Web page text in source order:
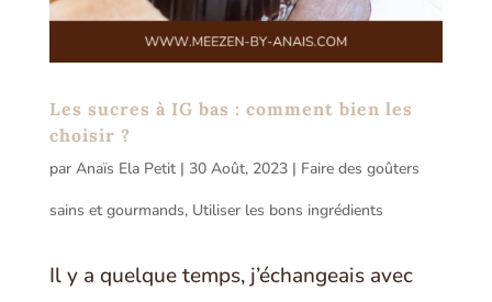
Les sucres à IG bas : comment bien les
choisir ?
par Anaïs Ela Petit| 30 Août, 2023| Faire des goûters
sains et gourmands, Utiliser les bons ingrédients
Il y a quelque temps, j’échangeais avec